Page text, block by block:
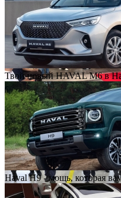
День клиентского сервиса
Рабочий визит Первого
Твой новый HAVAL M6 в
Haval H9 - мощь, которая